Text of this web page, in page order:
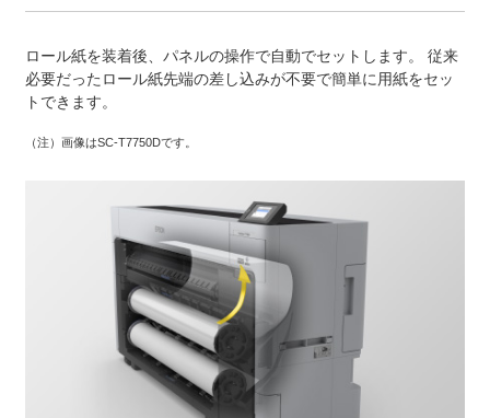
ロール紙を装着後、パネルの操作で自動でセットします。
従来
必要だったロール紙先端の差し込みが不要で簡単に用紙をセッ
トできます。
（注） 画像はSC-T7750Dです。